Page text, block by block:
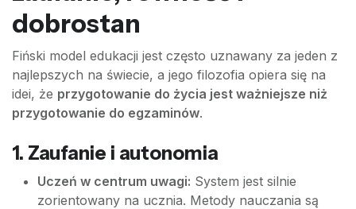
dobrostan
Fiński model edukacji jest często uznawany za jeden z
najlepszych na świecie, a jego filozofia opiera się na
idei, że przygotowanie do życia jest ważniejsze niż
przygotowanie do egzaminów.
1. Zaufanie i autonomia
Uczeń w centrum uwagi: System jest silnie
zorientowany na ucznia. Metody nauczania są